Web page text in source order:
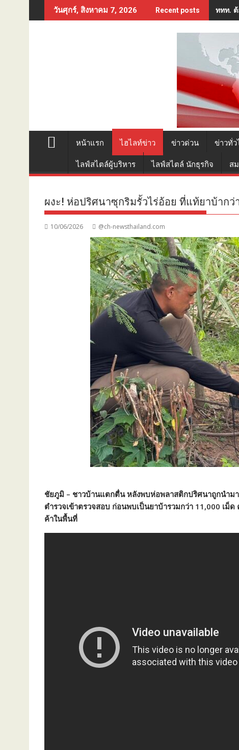
to
วันศุกร์, สิงหาคม 7, 2026 Recent posts ททท.
หน้าแรก ไฮไลท์ข่าว ข่าวด่วน ข่าวทั่ว
ไลฟ์สไตล์ผู้บริหาร ไลฟ์สไตล์ นักธุรกิจ ส
ผงะ! ห่อปริศนาซุกริมรั้วไร่อ้อย ที่แท้ยาบ้ากว่
10/06/2026 @ch-newsthailand.com
ชัยภูมิ – ชาวบ้านแตกตื่น หลังพบห่อพลาสติกปริศนาถูกนำม
ตำรวจเข้าตรวจสอบ ก่อนพบเป็นยาบ้ารวมกว่า 11,000 เม็
ค้าในพื้นที่